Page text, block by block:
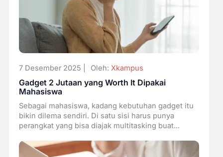
7 Desember 2025 | Oleh: Xkampus
Gadget 2 Jutaan yang Worth It Dipakai
Mahasiswa
Sebagai mahasiswa, kadang kebutuhan gadget itu
bikin dilema sendiri. Di satu sisi harus punya
perangkat yang bisa diajak multitasking buat...